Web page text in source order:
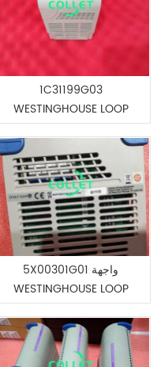
1C31199G03
WESTINGHOUSE LOOP
INTERFACE
5X00301G01 واجهة
WESTINGHOUSE LOOP